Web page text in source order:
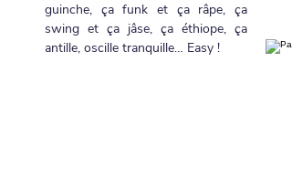
guinche, ça funk et ça râpe, ça
swing et ça jâse, ça éthiope, ça
antille, oscille tranquille… Easy !